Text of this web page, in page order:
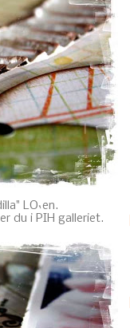
LO`en.
du i PIH galleriet.